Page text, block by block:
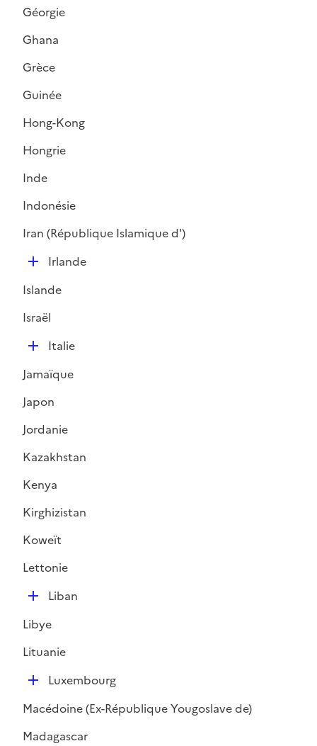
l
e
Géorgie
Ghana
Grèce
Guinée
Hong-Kong
Hongrie
Inde
Indonésie
Iran (République Islamique d')
D
p
l
Irlande
Islande
Israël
D
p
l
e
Italie
Jamaïque
Japon
Jordanie
Kazakhstan
Kenya
Kirghizistan
Koweït
Lettonie
D
p
l
Liban
Libye
Lituanie
D
p
l
Luxembourg
Macédoine (Ex-République Yougoslave de)
Madagascar